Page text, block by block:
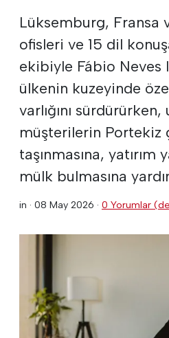
Lüksemburg, Fransa
ofisleri ve 15 dil
ekibiyle Fábio Neves
ülkenin kuzeyinde
varlığını sürdürürken,
müşterilerin Portekiz
taşınmasına, yatırım
mülk bulmasına
in · 08 May 2026 · 0 Yorumlar